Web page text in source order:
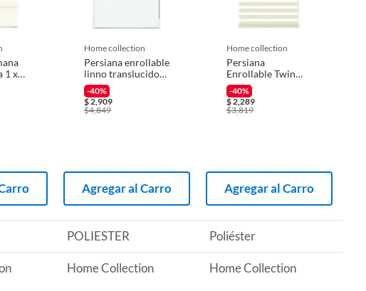
1 x
home collection
Persiana enrollable
linno translucido
blanco
2.20mx2.00m
-40%
$2,909
$4,849
Agregar al Carro
home collection
Persiana
Enrollable Twin
Dimout Crema
1.20mx1.60m
-40%
$2,289
$3,819
Agregar al Carro
POLIESTER Poliéster
Home Collection Home Collection